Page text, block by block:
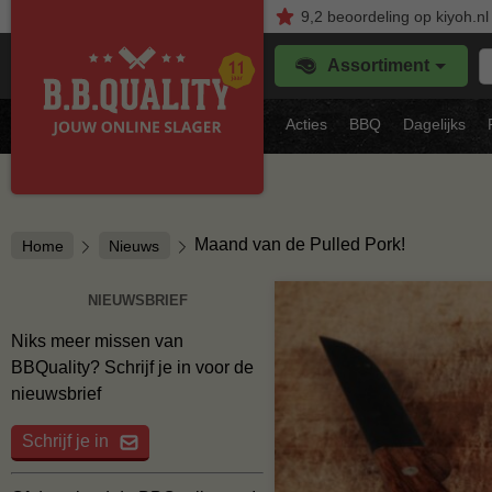
9,2 beoordelingop kiyoh.nl
Assortiment
Acties BBQ Dagelijks
Home Nieuws Maand van de Pulled Pork!
NIEUWSBRIEF
Niks meer missen van
BBQuality? Schrijf je in voor de
nieuwsbrief
Schrijf je in